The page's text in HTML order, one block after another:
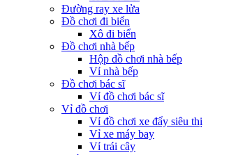
Đường ray xe lửa
Đồ chơi đi biển
Xô đi biển
Đồ chơi nhà bếp
Hộp đồ chơi nhà bếp
Vỉ nhà bếp
Đồ chơi bác sĩ
Vỉ đồ chơi bác sĩ
Vỉ đồ chơi
Vỉ đồ chơi xe đẩy siêu thị
Vỉ xe máy bay
Vỉ trái cây